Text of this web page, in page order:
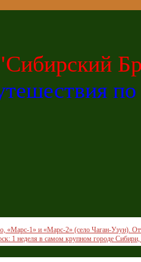
«Марс-1» и «Марс-2» (село Чаган-Узун).
1 неделя в самом крупном городе